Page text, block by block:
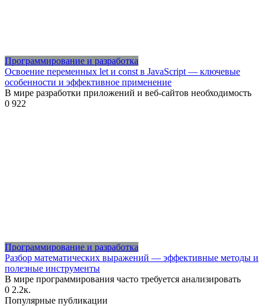
Программирование и разработка
Освоение переменных let и const в JavaScript — ключевые
особенности и эффективное применение
В мире разработки приложений и веб-сайтов необходимость
0 922
Программирование и разработка
Разбор математических выражений — эффективные методы и
полезные инструменты
В мире программирования часто требуется анализировать
0 2.2к.
Популярные публикации